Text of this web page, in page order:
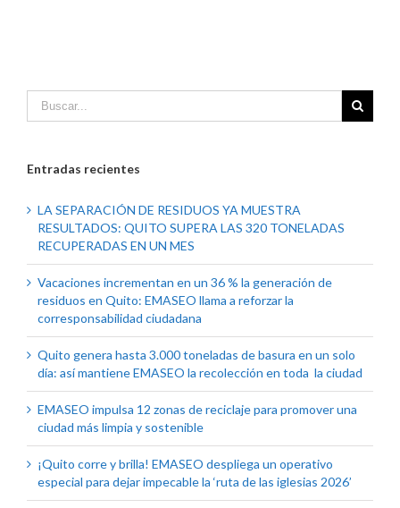
Entradas recientes
LA SEPARACIÓN DE RESIDUOS YA MUESTRA
RESULTADOS: QUITO SUPERA LAS 320 TONELADAS
RECUPERADAS EN UN MES
Vacaciones incrementan en un 36 % la generación de
residuos en Quito: EMASEO llama a reforzar la
corresponsabilidad ciudadana
Quito genera hasta 3.000 toneladas de basura en un solo
día: así mantiene EMASEO la recolección en toda la ciudad
EMASEO impulsa 12 zonas de reciclaje para promover una
ciudad más limpia y sostenible
¡Quito corre y brilla! EMASEO despliega un operativo
especial para dejar impecable la ‘ruta de las iglesias 2026’